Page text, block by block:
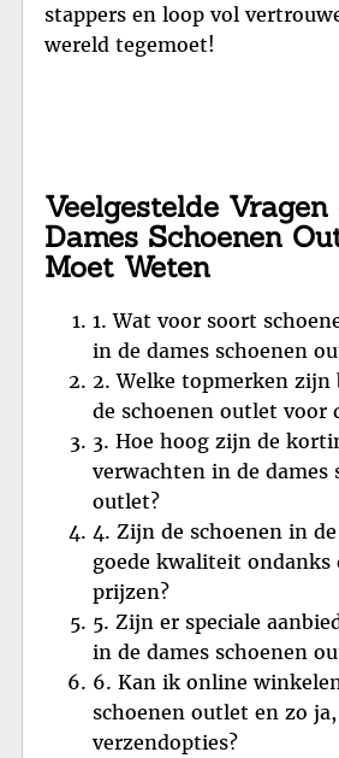
stappers en loop vol
wereld tegemoet!
Veelgestelde Vragen
Dames Schoenen
Moet Weten
1. Wat voor soort
in de dames schoenen
2. Welke topmerken zijn
de schoenen outlet voor
3. Hoe hoog zijn de
verwachten in de dames
outlet?
4. Zijn de schoenen in
goede kwaliteit ondanks
prijzen?
5. Zijn er speciale
in de dames schoenen
6. Kan ik online
schoenen outlet en zo
verzendopties?